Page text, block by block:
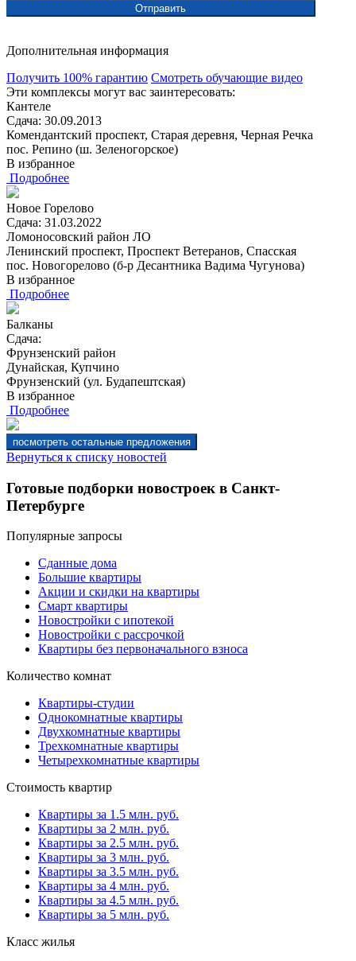
Дополнительная информация
Получить 100% гарантию Смотреть обучающие видео
Эти комплексы могут вас заинтересовать:
Кантеле
Сдача: 30.09.2013
Комендантский проспект, Старая деревня, Черная Речка
пос. Репино (ш. Зеленогорское)
В избранное
Подробнее
Новое Горелово
Сдача: 31.03.2022
Ломоносовский район ЛО
Ленинский проспект, Проспект Ветеранов, Спасская
пос. Новогорелово (б-р Десантника Вадима Чугунова)
В избранное
Подробнее
Балканы
Сдача:
Фрунзенский район
Дунайская, Купчино
Фрунзенский (ул. Будапештская)
В избранное
Подробнее
Вернуться к списку новостей
Готовые подборки новостроек в Санкт-
Петербурге
Популярные запросы
Сданные дома
Большие квартиры
Акции и скидки на квартиры
Смарт квартиры
Новостройки с ипотекой
Новостройки с рассрочкой
Квартиры без первоначального взноса
Количество комнат
Квартиры-студии
Однокомнатные квартиры
Двухкомнатные квартиры
Трехкомнатные квартиры
Четырехкомнатные квартиры
Стоимость квартир
Квартиры за 1.5 млн. руб.
Квартиры за 2 млн. руб.
Квартиры за 2.5 млн. руб.
Квартиры за 3 млн. руб.
Квартиры за 3.5 млн. руб.
Квартиры за 4 млн. руб.
Квартиры за 4.5 млн. руб.
Квартиры за 5 млн. руб.
Класс жилья